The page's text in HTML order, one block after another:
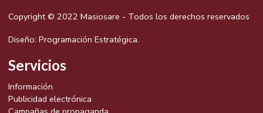
Copyright © 2022 Masiosare - Todos los derechos reservados
Diseño: Programación Estratégica.
Servicios
Información
Publicidad electrónica